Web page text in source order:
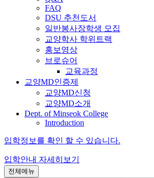
FAQ
DSU 추천도서
일반봉사장학생 모집
교양학사 학위트랙
홍보영상
브로슈어
교육과정
교양MD인증제
교양MD신청
교양MD소개
Dept. of Minseok College
Introduction
입학정보를 확인 할 수 있습니다.
입학안내 자세히보기
전체메뉴